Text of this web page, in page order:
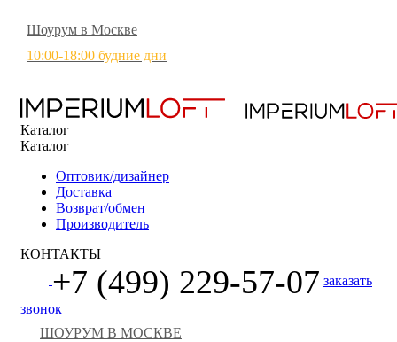
Шоурум в Москве
10:00-18:00 будние дни
Каталог
Каталог
Оптовик/дизайнер
Доставка
Возврат/обмен
Производитель
КОНТАКТЫ
+7 (499) 229-57-07 заказать
звонок
ШОУРУМ В МОСКВЕ